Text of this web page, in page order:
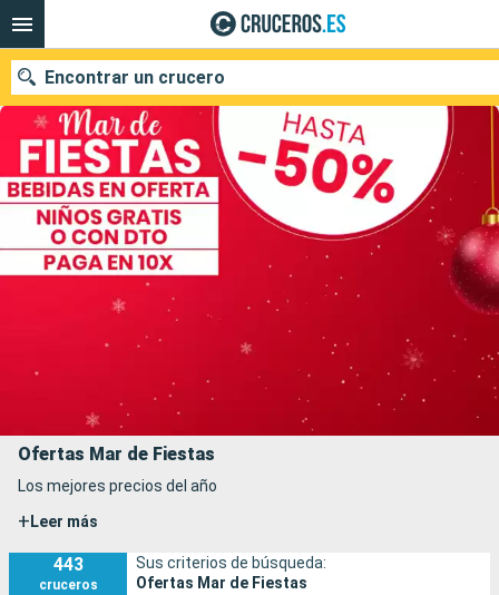
Encontrar un crucero
Nuestros destinos
Fecha de salida
Compañías
Buscar
Ofertas Mar de Fiestas
Los mejores precios del año
+ Leer más
443
cruceros
Sus criterios de búsqueda:
Ofertas Mar de Fiestas